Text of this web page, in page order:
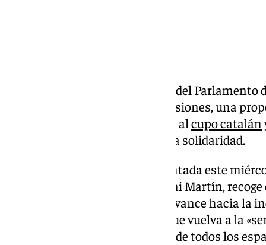
defenderá ante el Pleno del
primero del nuevo periodo de sesiones, una
pide el rechazo de la institución alcupo catalán
central garantice la igualdad y la solidaridad.
La iniciativa, que ha sido presentada este
portavoz del Grupo Popular, Toni Martín,
de España «paralice cualquier avance hacia la
por el separatismo» catalán y que vuelva a la
forma de garantizar la igualdad de todos los